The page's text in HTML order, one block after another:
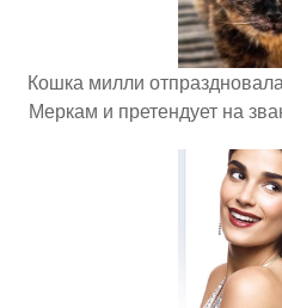
Кошка милли
Меркам и претендует на